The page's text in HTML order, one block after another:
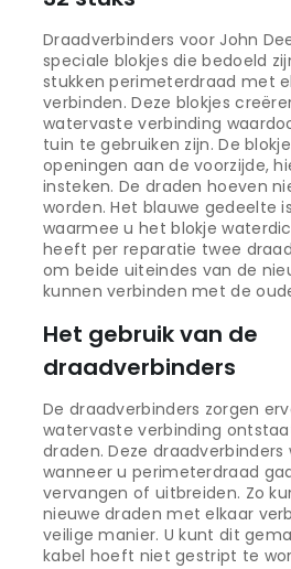
Draadverbinders voor John
speciale blokjes die bedoeld
stukken perimeterdraad met
verbinden. Deze blokjes
watervaste verbinding
tuin te gebruiken zijn. De
openingen aan de voorzijde,
insteken. De draden hoeven
worden. Het blauwe gedeelte
waarmee u het blokje
heeft per reparatie twee
om beide uiteindes van de
kunnen verbinden met de
Het gebruik van de
draadverbinders
De draadverbinders zorgen
watervaste verbinding
draden. Deze
wanneer u perimeterdraad
vervangen of uitbreiden. Zo
nieuwe draden met elkaar
veilige manier. U kunt dit
kabel hoeft niet gestript te